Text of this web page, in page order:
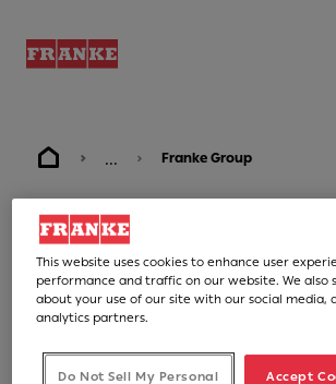
... Franke Group
Вихідні дані
This website uses cookies to enhance user
performance and traffic on our website. We also
about your use of our site with our social media,
analytics partners.
Do Not Sell My Personal
Accept